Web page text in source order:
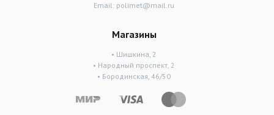
Email: polimet@mail.ru
Магазины
• Шишкина, 2
• Народный проспект, 2
• Бородинская, 46/50